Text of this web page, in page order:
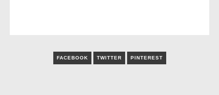
FACEBOOK TWITTER PINTEREST